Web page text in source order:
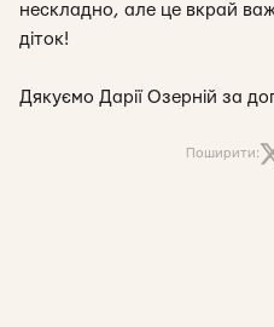
нескладно, але це вкрай
діток!
Дякуємо Дарії Озерній за
Поширити: